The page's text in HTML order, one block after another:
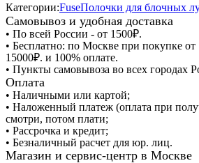
Категории:FuseПолочки для блочных
Самовывоз и удобная доставка
• По всей России - от 1500₽.
• Бесплатно: по Москве при покупке
15000₽. и 100% оплате.
• Пункты самовывоза во всех городах
Оплата
• Наличными или картой;
• Наложенный платеж (оплата при
смотри, потом плати;
• Рассрочка и кредит;
• Безналичный расчет для юр. лиц.
Магазин и сервис-центр в Москве